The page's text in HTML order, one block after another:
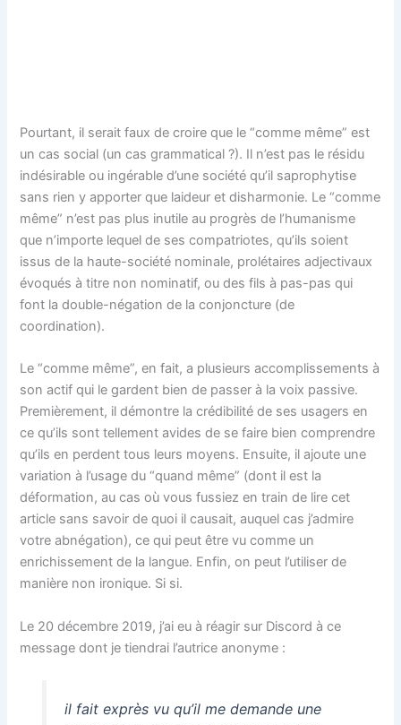
Pourtant, il serait faux de croire que le “comme même” est
un cas social (un cas grammatical ?). Il n’est pas le résidu
indésirable ou ingérable d’une société qu’il saprophytise
sans rien y apporter que laideur et disharmonie. Le “comme
même” n’est pas plus inutile au progrès de l’humanisme
que n’importe lequel de ses compatriotes, qu’ils soient
issus de la haute-société nominale, prolétaires adjectivaux
évoqués à titre non nominatif, ou des fils à pas-pas qui
font la double-négation de la conjoncture (de
coordination).
Le “comme même”, en fait, a plusieurs accomplissements à
son actif qui le gardent bien de passer à la voix passive.
Premièrement, il démontre la crédibilité de ses usagers en
ce qu’ils sont tellement avides de se faire bien comprendre
qu’ils en perdent tous leurs moyens. Ensuite, il ajoute une
variation à l’usage du “quand même” (dont il est la
déformation, au cas où vous fussiez en train de lire cet
article sans savoir de quoi il causait, auquel cas j’admire
votre abnégation), ce qui peut être vu comme un
enrichissement de la langue. Enfin, on peut l’utiliser de
manière non ironique. Si si.
Le 20 décembre 2019, j’ai eu à réagir sur Discord à ce
message dont je tiendrai l’autrice anonyme :
il fait exprès vu qu’il me demande une